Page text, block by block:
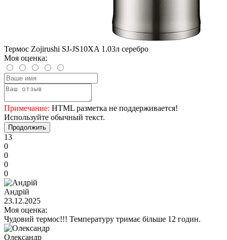
Термос Zojirushi SJ-JS10XA 1.03л серебро
Моя оценка:
Примечание: HTML разметка не поддерживается!
Используйте обычный текст.
Продолжить
13
0
0
0
0
Андрій
23.12.2025
Моя оценка:
Чудовий термос!!! Температуру тримає більше 12 годин.
Олександр